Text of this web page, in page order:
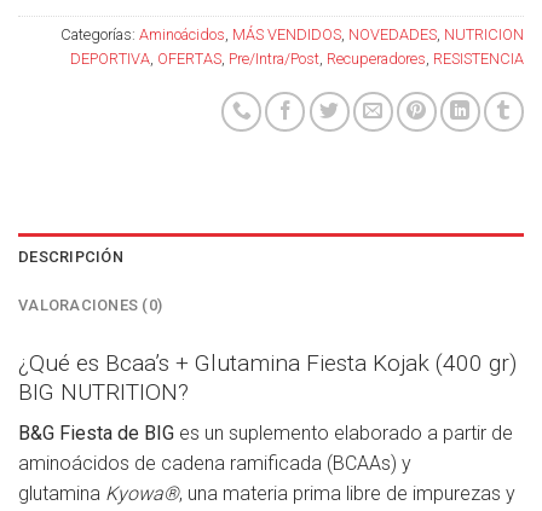
Categorías: Aminoácidos MÁS VENDIDOS NOVEDADES NUTRICION
DEPORTIVA OFERTAS Pre/Intra/Post Recuperadores RESISTENCIA
DESCRIPCIÓN
VALORACIONES (0)
¿Qué es Bcaa’s + Glutamina Fiesta Kojak (400 gr)
BIG NUTRITION?
B&G Fiesta de BIG es un suplemento elaborado a partir de
aminoácidos de cadena ramificada (BCAAs) y
glutamina Kyowa®, una materia prima libre de impurezas y